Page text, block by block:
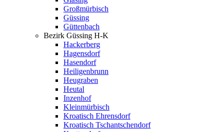
Großmürbisch
Güssing
Güttenbach
Bezirk Güssing H-K
Hackerberg
Hagensdorf
Hasendorf
Heiligenbrunn
Heugraben
Heutal
Inzenhof
Kleinmürbisch
Kroatisch Ehrensdorf
Kroatisch Tschantschendorf